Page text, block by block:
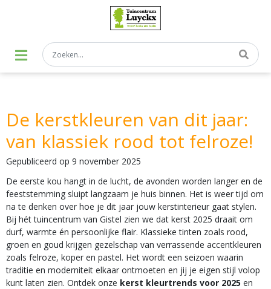
De kerstkleuren van dit jaar:
van klassiek rood tot felroze!
Gepubliceerd op 9 november 2025
De eerste kou hangt in de lucht, de avonden worden langer en de
feeststemming sluipt langzaam je huis binnen. Het is weer tijd om
na te denken over hoe je dit jaar jouw kerstinterieur gaat stylen.
Bij hét tuincentrum van Gistel zien we dat kerst 2025 draait om
durf, warmte én persoonlijke flair. Klassieke tinten zoals rood,
groen en goud krijgen gezelschap van verrassende accentkleuren
zoals felroze, koper en pastel. Het wordt een seizoen waarin
traditie en moderniteit elkaar ontmoeten en jij je eigen stijl volop
kunt laten zien. Ontdek onze kerst kleurtrends voor 2025 en